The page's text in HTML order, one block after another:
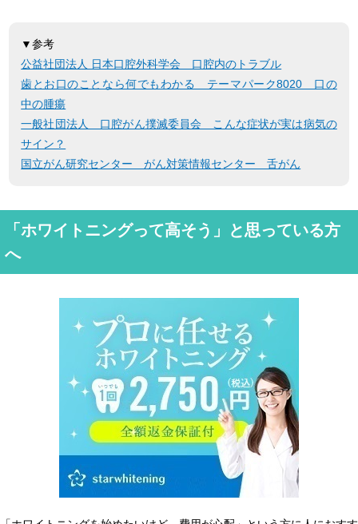
▼参考
公益社団法人 日本口腔外科学会 口腔内のトラブル
歯とお口のことなら何でもわかる テーマパーク8020 口の
中の腫瘍
一般社団法人 口腔がん撲滅委員会 こんな症状が実は病気の
サイン？
国立がん研究センター がん対策情報センター 舌がん
「ホワイトニングって高そう」と思っている方
へ